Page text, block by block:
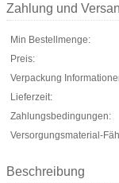
Zahlung und
Min Bestellmenge:
Preis:
Verpackung
Lieferzeit:
Zahlungsbedingungen:
Versorgungsmaterial-
Beschreibung